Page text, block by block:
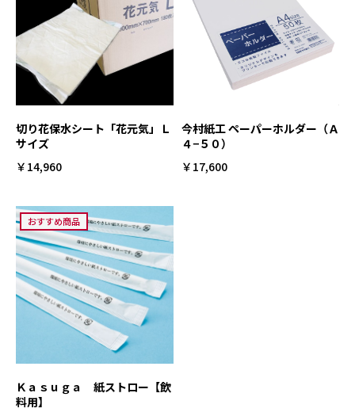
切り花保水シート「花元気」Ｌ
サイズ
￥14,960
今村紙工 ペーパーホルダー（Ａ
４−５０）
￥17,600
おすすめ商品
Ｋａｓｕｇａ 紙ストロー【飲
料用】